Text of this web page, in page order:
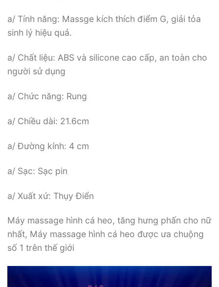
a/ Tính năng: Massge kích thích điểm G, giải tỏa
sinh lý hiệu quả.
a/ Chất liệu: ABS và silicone cao cấp, an toàn cho
người sử dụng
a/ Chức năng: Rung
a/ Chiều dài: 21.6cm
a/ Đường kính: 4 cm
a/ Sạc: Sạc pin
a/ Xuất xứ: Thụy Điển
Máy massage hình cá heo, tăng hưng phấn cho nữ
nhất, Máy massage hình cá heo được ưa chuộng
số 1 trên thế giới